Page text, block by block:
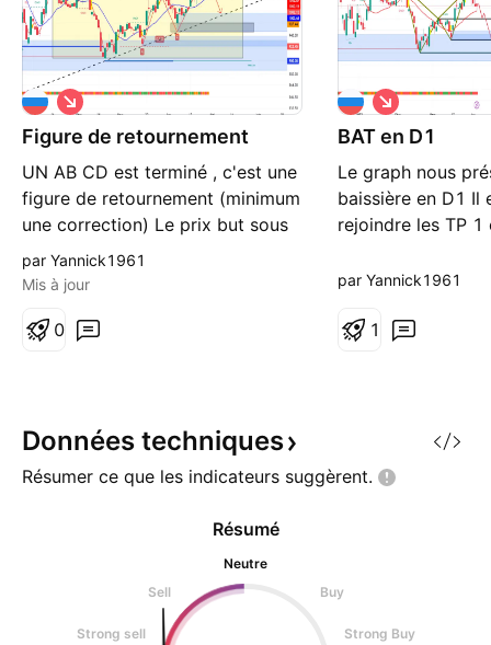
Figure de retournement
UN AB CD est terminé , c'est une
figure de retournement (minimum
une correction) Le prix but sous
le haut d'un range ... pas valide
car un seul point bas , mais l'idée
l'oblique (selon moi)
S
h
o
t
par Yannick1961
Mis à jour
0
BAT en D1
Le graph nous
baissière en D1 Il
rejoindre les TP
juste une info
S
h
o
t
par Yannick1961
1
Données techniques
Résumer ce que les indicateurs suggèrent.
Résumé
Neutre
Sell
Buy
Strong sell Strong Buy